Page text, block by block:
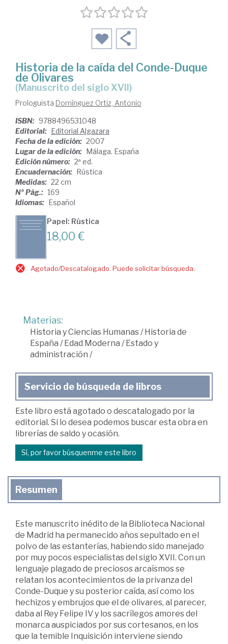
Historia de la caída del Conde-Duque
de Olivares
(manuscrito del siglo XVII)
Prologuista Domínguez Ortiz, Antonio
ISBN: 9788496531048
Editorial: Editorial Algazara
Fecha de la edición: 2007
Lugar de la edición: Málaga. España
Edición número: 2ª ed.
Encuadernación: Rústica
Medidas: 22 cm
Nº Pág.: 169
Idiomas: Español
Papel: Rústica
18,00 €
Agotado/Descatalogado. Puede solicitar búsqueda.
Materias:
Historia y Ciencias Humanas/Historia de
España /Edad Moderna /Estado y
administración /
Servicio de búsqueda de libros
Este libro está agotado o descatalogado por la
editorial. Si lo desea podemos buscar esta obra en
librerías de saldo y ocasión.
Sí, por favor búsquenme este libro
Resumen
Este manuscrito inédito de la Biblioteca Nacional
de Madrid ha permanecido años sepultado en el
polvo de las estanterías, habiendo sido manejado
por muy pocos especialistas del siglo XVII. Con un
lenguaje plagado de preciosos arcaísmos se
relatan los acontecimientos de la privanza del
Conde-Duque y su posterior caída, así como los
hechizos y embrujos que el de olivares, al parecer,
daba al Rey Felipe IV y los sacrílegos amores del
monarca auspiciados por sus cortesanos, en los
que la temible Inquisición interviene siendo